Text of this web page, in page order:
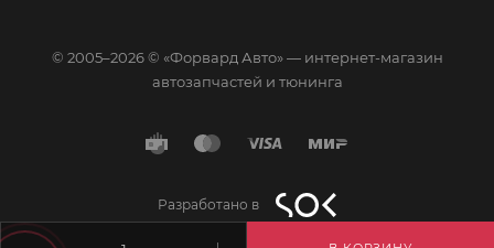
© 2005–2026 © «Форвард Авто» — интернет-магазин
автозапчастей и тюнинга
Разработано в